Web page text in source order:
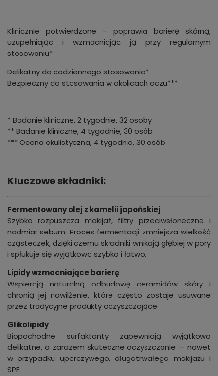
Klinicznie potwierdzone - poprawia barierę skórną,
uzupełniając i wzmacniając ją przy regularnym
stosowaniu*
Delikatny do codziennego stosowania*
Bezpieczny do stosowania w okolicach oczu***
* Badanie kliniczne, 2 tygodnie, 32 osoby
** Badanie kliniczne, 4 tygodnie, 30 osób
*** Ocena okulistyczna, 4 tygodnie, 30 osób
Kluczowe składniki:
Fermentowany olej z kamelii japońskiej
Szybko rozpuszcza makijaż, filtry przeciwsłoneczne i
nadmiar sebum. Proces fermentacji zmniejsza wielkość
cząsteczek, dzięki czemu składniki wnikają głębiej w pory
i spłukuje się wyjątkowo szybko i łatwo.
Lipidy wzmacniające barierę
Wspierają naturalną odbudowę ceramidów skóry i
chronią jej nawilżenie, które często zostaje usuwane
przez tradycyjne produkty oczyszczające
Glikolipidy
Biopochodne surfaktanty zapewniają wyjątkowo
delikatne, a zarazem skuteczne oczyszczanie — nawet
w przypadku uporczywego, długotrwałego makijażu i
SPF.